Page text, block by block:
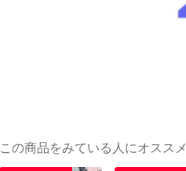
この商品をみている人にオススメ